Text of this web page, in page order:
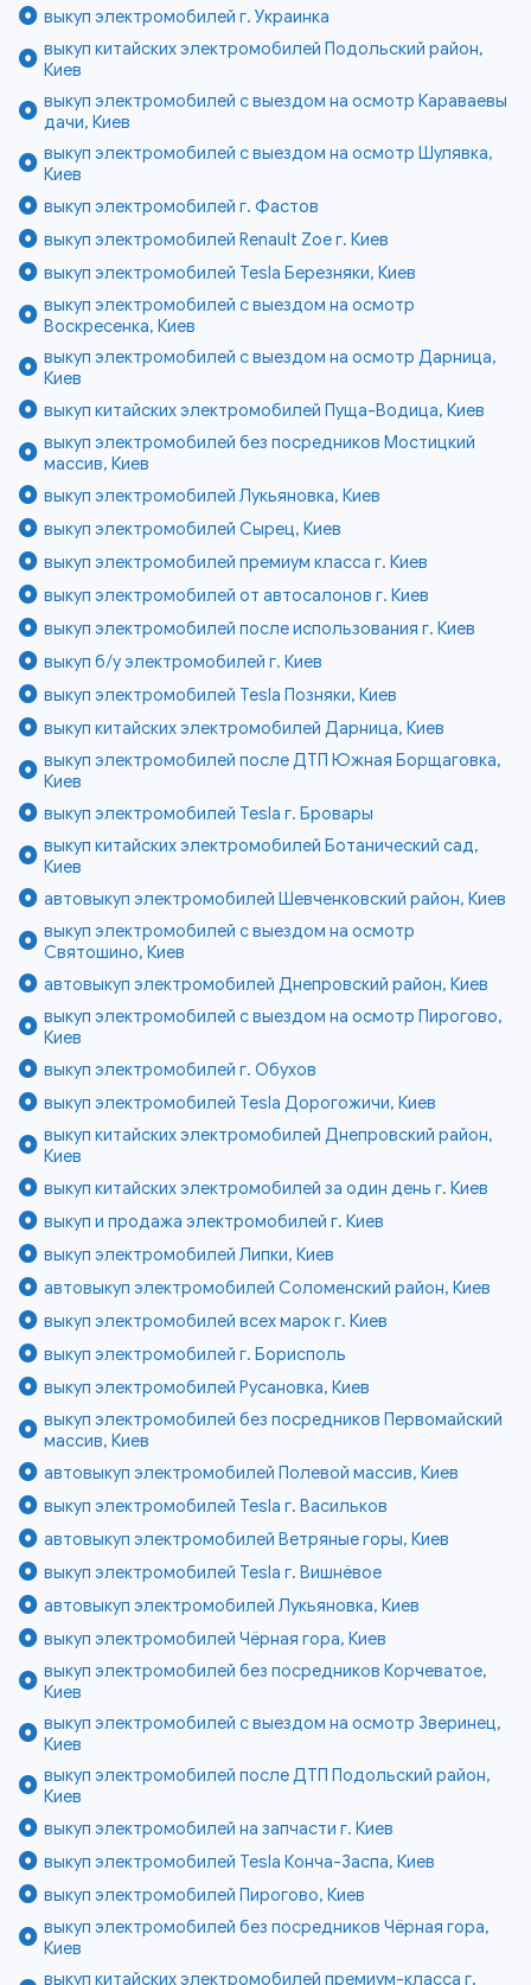
выкуп электромобилей г. Украинка
выкуп китайских электромобилей Подольский район,
Киев
выкуп электромобилей с выездом на осмотр Караваевы
дачи, Киев
выкуп электромобилей с выездом на осмотр Шулявка,
Киев
выкуп электромобилей г. Фастов
выкуп электромобилей Renault Zoe г. Киев
выкуп электромобилей Tesla Березняки, Киев
выкуп электромобилей с выездом на осмотр
Воскресенка, Киев
выкуп электромобилей с выездом на осмотр Дарница,
Киев
выкуп китайских электромобилей Пуща-Водица, Киев
выкуп электромобилей без посредников Мостицкий
массив, Киев
выкуп электромобилей Лукьяновка, Киев
выкуп электромобилей Сырец, Киев
выкуп электромобилей премиум класса г. Киев
выкуп электромобилей от автосалонов г. Киев
выкуп электромобилей после использования г. Киев
выкуп б/у электромобилей г. Киев
выкуп электромобилей Tesla Позняки, Киев
выкуп китайских электромобилей Дарница, Киев
выкуп электромобилей после ДТП Южная Борщаговка,
Киев
выкуп электромобилей Tesla г. Бровары
выкуп китайских электромобилей Ботанический сад,
Киев
автовыкуп электромобилей Шевченковский район, Киев
выкуп электромобилей с выездом на осмотр
Святошино, Киев
автовыкуп электромобилей Днепровский район, Киев
выкуп электромобилей с выездом на осмотр Пирогово,
Киев
выкуп электромобилей г. Обухов
выкуп электромобилей Tesla Дорогожичи, Киев
выкуп китайских электромобилей Днепровский район,
Киев
выкуп китайских электромобилей за один день г. Киев
выкуп и продажа электромобилей г. Киев
выкуп электромобилей Липки, Киев
автовыкуп электромобилей Соломенский район, Киев
выкуп электромобилей всех марок г. Киев
выкуп электромобилей г. Борисполь
выкуп электромобилей Русановка, Киев
выкуп электромобилей без посредников Первомайский
массив, Киев
автовыкуп электромобилей Полевой массив, Киев
выкуп электромобилей Tesla г. Васильков
автовыкуп электромобилей Ветряные горы, Киев
выкуп электромобилей Tesla г. Вишнёвое
автовыкуп электромобилей Лукьяновка, Киев
выкуп электромобилей Чёрная гора, Киев
выкуп электромобилей без посредников Корчеватое,
Киев
выкуп электромобилей с выездом на осмотр Зверинец,
Киев
выкуп электромобилей после ДТП Подольский район,
Киев
выкуп электромобилей на запчасти г. Киев
выкуп электромобилей Tesla Конча-Заспа, Киев
выкуп электромобилей Пирогово, Киев
выкуп электромобилей без посредников Чёрная гора,
Киев
выкуп китайских электромобилей премиум-класса г.